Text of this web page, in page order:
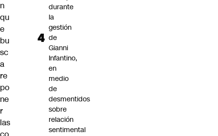
n
qu
e
bu
sc
a
re
po
ne
r
las
durante
la
gestión
de
Gianni
Infantino,
en
medio
de
desmentidos
sobre
relación
sentimental